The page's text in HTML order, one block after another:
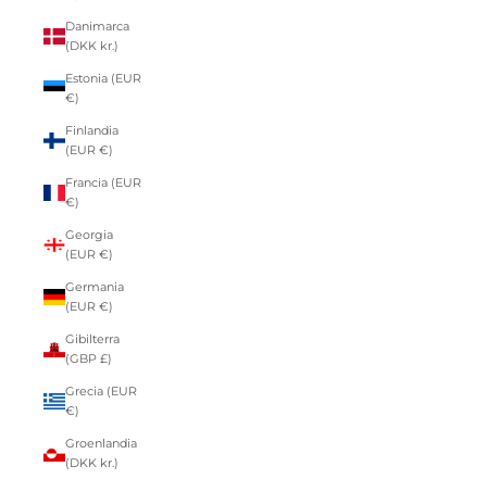
Danimarca
(DKK kr.)
Estonia (EUR
€)
Finlandia
(EUR €)
Francia (EUR
€)
Georgia
(EUR €)
Germania
(EUR €)
Gibilterra
(GBP £)
Grecia (EUR
€)
Groenlandia
(DKK kr.)